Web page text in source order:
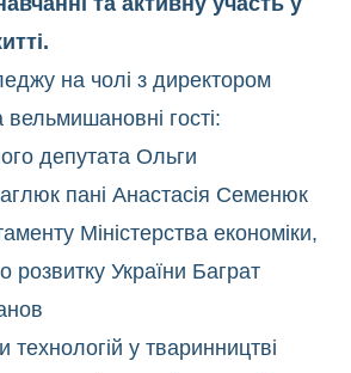
на чолі з директором
гості:
депутата Ольги
пані Анастасія Семенюк
Міністерства економіки,
розвитку України Баграт
у тваринництві